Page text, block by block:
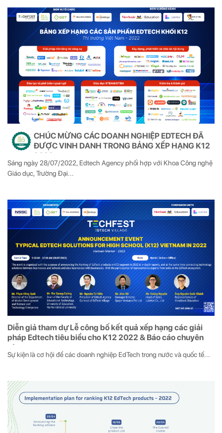
CHÚC MỪNG CÁC DOANH NGHIỆP EDTECH ĐÃ
ĐƯỢC VINH DANH TRONG BẢNG XẾP HẠNG K12
2022
Sáng ngày 28/07/2022, Edtech Agency phối hợp với Khoa Công nghệ
Giáo dục, Trường Đại...
Diễn giả tham dự Lễ công bố kết quả xếp hạng các giải
pháp Edtech tiêu biểu cho K12 2022 & Báo cáo chuyên
sâu
Sự kiện là cơ hội để các doanh nghiệp EdTech trong nước và quốc tế...